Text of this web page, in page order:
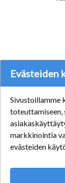
Evästeiden
Sivustoillamme
toteuttamiseen,
markkinointia
evästeiden